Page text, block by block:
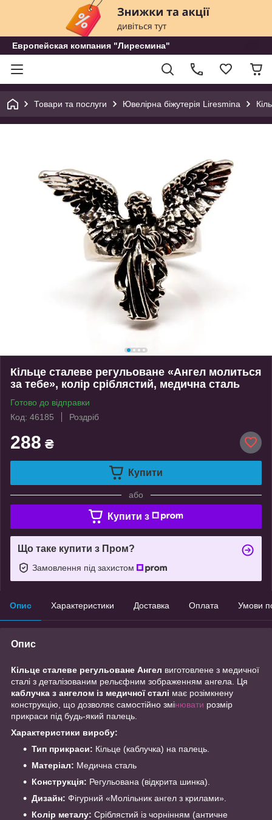
Европейская компания "Лиресмина"
Товари та послуги Ювелірна біжутерія Liresmina
Кільце сталеве регульоване «Ангел молиться
за тебе», колір сріблястий, медична сталь
Готово до відправки
Код: 46185
Роздріб
288 ₴
Купити
або
Купити з
Що таке купити з Пром?
Замовлення під захистом
Опис Характеристики Доставка Оплата Умови
Опис
Кільце сталеве регульоване Ангел виготовлене з медичної
сталі з деталізованим рельєфним зображенням ангела. Ця
каблучка з ангелом із медичної сталі має розімкнену
конструкцію, що дозволяє самостійно змінювати розмір
прикраси під будь-який палець.
Характеристики виробу:
Тип прикраси: Кільце (каблучка) на палець.
Матеріал: Медична сталь
Конструкція: Регульована (відкрита шинка).
Дизайн: Фігурний «Молільник ангел з крилами».
Колір металу: Сріблястий із чорнінням (античне